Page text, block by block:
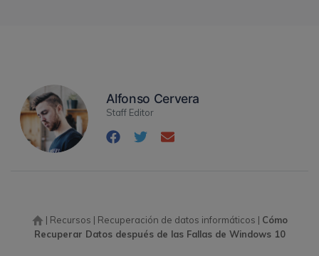
Alfonso Cervera
Staff Editor
| Recursos | Recuperación de datos informáticos | Cómo
Recuperar Datos después de las Fallas de Windows 10